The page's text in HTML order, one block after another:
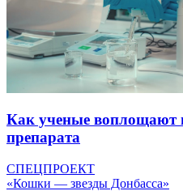
Как ученые воплощают
препарата
СПЕЦПРОЕКТ
«Кошки — звезды Донбасса»